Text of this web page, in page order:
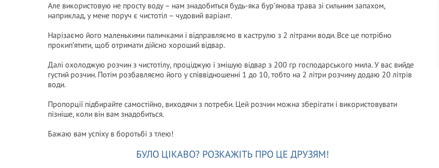
Але використовую не просту воду – нам знадобиться будь-яка бур’янова трава зі сильним запахом,
наприклад, у мене поруч є чистотіл – чудовий варіант.
Нарізаємо його маленькими паличками і відправляємо в каструлю з 2 літрами води. Все це потрібно
прокип’ятити, щоб отримати дійсно хороший відвар.
Далі охолоджую розчин з чистотілу, проціджую і змішую відвар з 200 гр господарського мила. У вас вийде
густий розчин. Потім розбавляємо його у співвідношенні 1 до 10, тобто на 2 літри розчину додаю 20 літрів
води.
Пропорції підбирайте самостійно, виходячи з потреби. Цей розчин можна зберігати і використовувати
пізніше, коли він вам знадобиться.
Бажаю вам успіху в боротьбі з тлею!
БУЛО ЦІКАВО? РОЗКАЖІТЬ ПРО ЦЕ ДРУЗЯМ!